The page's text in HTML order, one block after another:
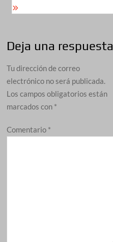
Deja una respuesta
Tu dirección de correo
electrónico no será publicada.
Los campos obligatorios están
marcados con *
Comentario *